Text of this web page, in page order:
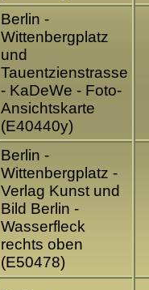
Berlin -
Wittenbergplatz
und
Tauentzienstrasse
- KaDeWe - Foto-
Ansichtskarte
(E40440y)
Berlin -
Wittenbergplatz -
Verlag Kunst und
Bild Berlin -
Wasserfleck
rechts oben
(E50478)